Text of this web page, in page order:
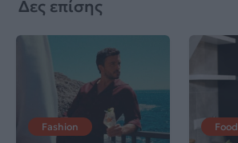
Δες επίσης
Fashion Food